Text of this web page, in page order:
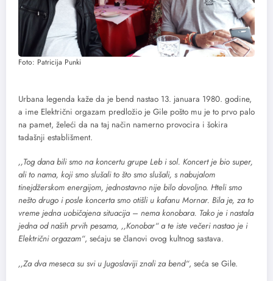
Foto: Patricija Punki
Urbana legenda kaže da je bend nastao 13. januara 1980. godine,
a ime Električni orgazam predložio je Gile pošto mu je to prvo palo
na pamet, želeći da na taj način namerno provocira i šokira
tadašnji establišment.
,,Tog dana bili smo na koncertu grupe Leb i sol. Koncert je bio super,
ali to nama, koji smo slušali to što smo slušali, s nabujalom
tinejdžerskom energijom, jednostavno nije bilo dovoljno. Hteli smo
nešto drugo i posle koncerta smo otišli u kafanu Mornar. Bila je, za to
vreme jedna uobičajena situacija – nema konobara. Tako je i nastala
jedna od naših prvih pesama, ,,Konobar“ a te iste večeri nastao je i
Električni orgazam“, sećaju se članovi ovog kultnog sastava.
,,Za dva meseca su svi u Jugoslaviji znali za bend“, seća se Gile.